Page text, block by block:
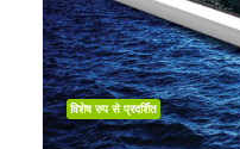
विशेष रुप से प्रदर्शित